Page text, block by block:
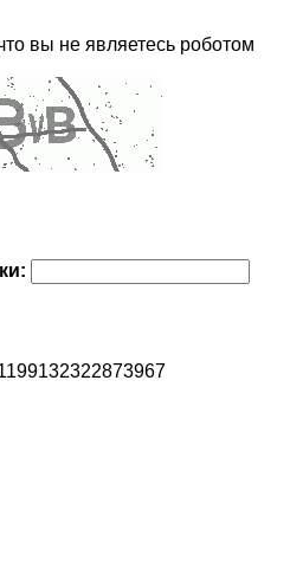
вы не являетесь роботом